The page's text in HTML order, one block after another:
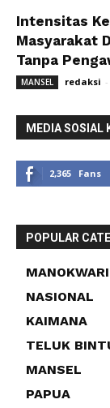
Intensitas
Masyarakat
Tanpa
MANSEL redaksi -
MEDIA SOSIAL
2,365 Fans
POPULAR
MANOKWARI
NASIONAL
KAIMANA
TELUK
MANSEL
PAPUA